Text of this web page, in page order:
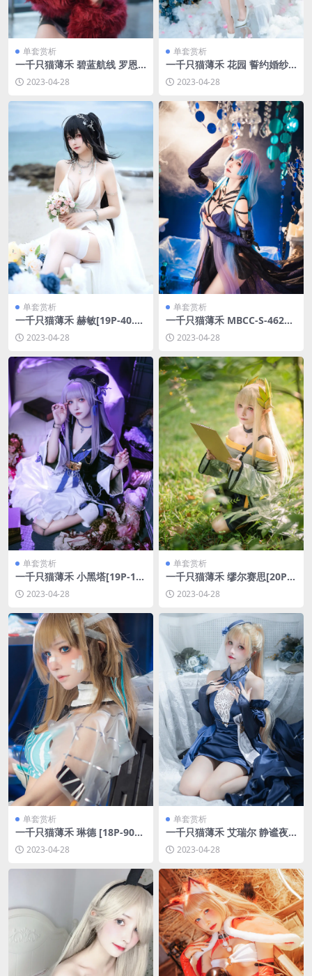
单套赏析
一千只猫薄禾 碧蓝航线 罗恩
苍翠[16P-52.3M]
2023-04-28
单套赏析
一千只猫薄禾 花园 誓约婚纱
[16P-56.6M]
2023-04-28
单套赏析
一千只猫薄禾 赫敏[19P-40.2
M]2023-04-28
单套赏析
一千只猫薄禾 MBCC-S-462莱
塔[16P-78.2M]
2023-04-28
单套赏析
一千只猫薄禾 小黑塔[19P-13
5.5M]2023-04-28
单套赏析
一千只猫薄禾 缪尔赛思[20P-2
22.8M]
2023-04-28
单套赏析
一千只猫薄禾 琳德 [18P-90M
B] 2023-04-28
单套赏析
一千只猫薄禾 艾瑞尔 静谧夜
曲[18P-33.9M]
2023-04-28